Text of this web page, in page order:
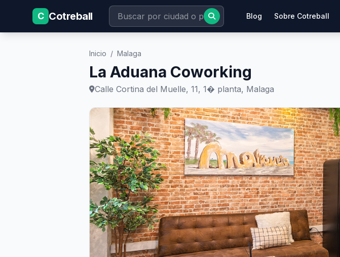
C Cotreball Blog Sobre Cotreball
Inicio / Malaga
La Aduana Coworking
Calle Cortina del Muelle, 11, 1� planta, Malaga